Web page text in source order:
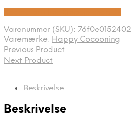
Varenummer (SKU): 76f0e0152402
Varemærke: Happy Cocooning
Previous Product
Next Product
Beskrivelse
Beskrivelse